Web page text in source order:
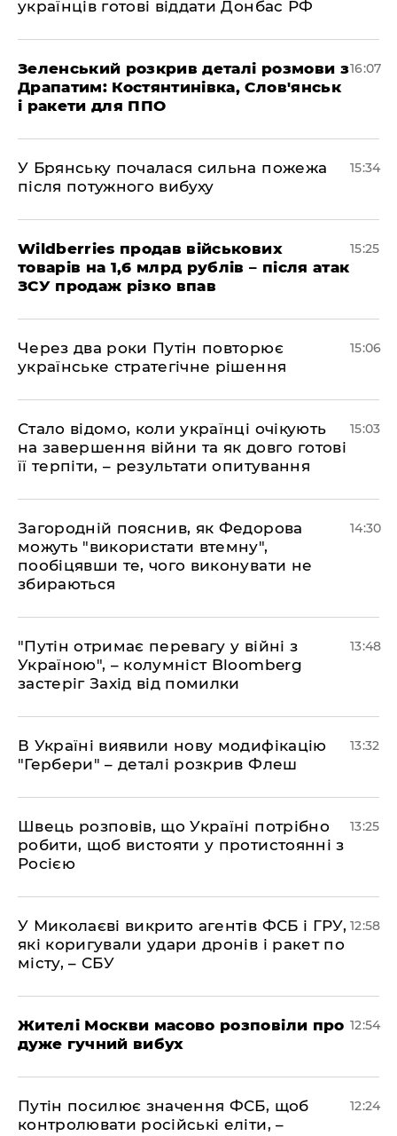
українців готові віддати Донбас РФ
Зеленський розкрив деталі розмови з
Драпатим: Костянтинівка, Слов'янськ
і ракети для ППО
16:07
У Брянську почалася сильна пожежа
після потужного вибуху
15:34
Wildberries продав військових
товарів на 1,6 млрд рублів – після атак
ЗСУ продаж різко впав
15:25
Через два роки Путін повторює
українське стратегічне рішення
15:06
Стало відомо, коли українці очікують
на завершення війни та як довго готові
її терпіти, – результати опитування
15:03
Загородній пояснив, як Федорова
можуть "використати втемну",
пообіцявши те, чого виконувати не
збираються
14:30
"Путін отримає перевагу у війні з
Україною", – колумніст Bloomberg
застеріг Захід від помилки
13:48
В Україні виявили нову модифікацію
"Гербери" – деталі розкрив Флеш
13:32
Швець розповів, що Україні потрібно
робити, щоб вистояти у протистоянні з
Росією
13:25
У Миколаєві викрито агентів ФСБ і ГРУ,
які коригували удари дронів і ракет по
місту, – СБУ
12:58
Жителі Москви масово розповіли про
дуже гучний вибух
12:54
Путін посилює значення ФСБ, щоб
контролювати російські еліти, –
12:24